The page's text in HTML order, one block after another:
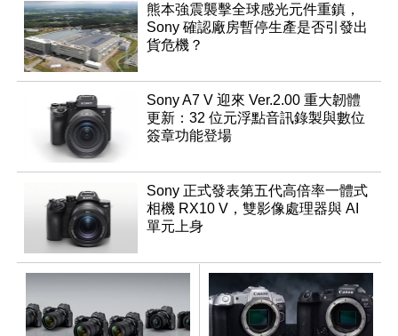
熊本強震襲擊全球感光元件重鎮，
Sony 確認廠房暫停生產是否引發出
貨危機？
Sony A7 V 迎來 Ver.2.00 重大韌體
更新：32 位元浮點音訊錄製與數位
簽章功能登場
Sony 正式發表第五代高倍率一體式
相機 RX10 V，雙影像處理器與 AI
單元上身